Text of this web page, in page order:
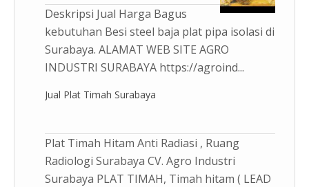
Deskripsi Jual Harga Bagus
kebutuhan Besi steel baja plat pipa isolasi di
Surabaya. ALAMAT WEB SITE AGRO
INDUSTRI SURABAYA https://agroind...
Jual Plat Timah Surabaya
Plat Timah Hitam Anti Radiasi , Ruang
Radiologi Surabaya CV. Agro Industri
Surabaya PLAT TIMAH, Timah hitam ( LEAD